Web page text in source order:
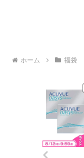
ホーム 福袋